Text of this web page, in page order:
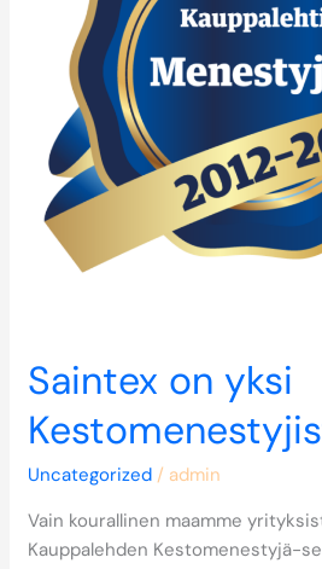
Saintex on yksi
Uncategorized / admin
Vain kourallinen maamme
Kauppalehden Kestomenestyjä-